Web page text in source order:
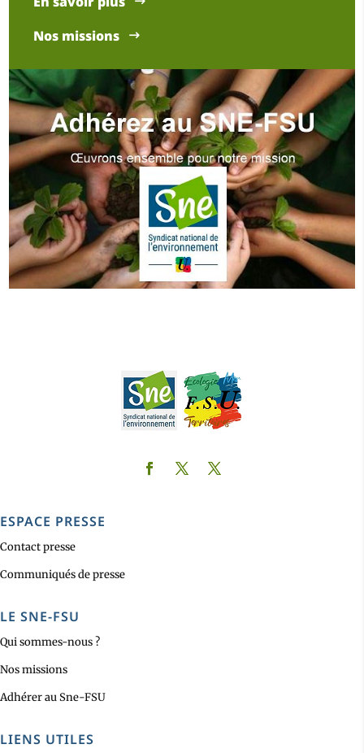
Nos missions
ESPACE PRESSE
Contact presse
Communiqués de presse
LE SNE-FSU
Qui sommes-nous ?
Nos missions
Adhérer au Sne-FSU
LIENS UTILES